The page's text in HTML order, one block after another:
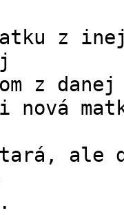
z
z
nová
ale